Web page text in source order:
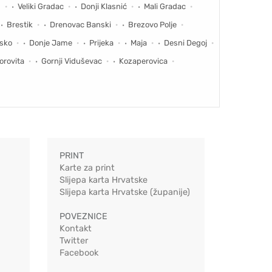
Veliki Gradac Donji Klasnić
Mali Gradac
Brestik
Drenovac Banski
Brezovo Polje
Donje Jame Prijeka Maja
Desni Degoj
Gornji Viduševac Kozaperovica
PRINT
Karte za print
Slijepa karta Hrvatske
Slijepa karta Hrvatske (županije)
POVEZNICE
Kontakt
Twitter
Facebook